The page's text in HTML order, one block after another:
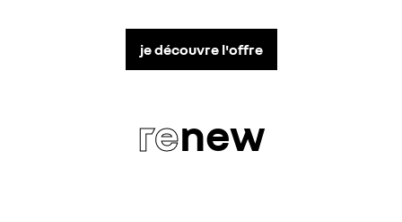
je découvre l'offre
renew